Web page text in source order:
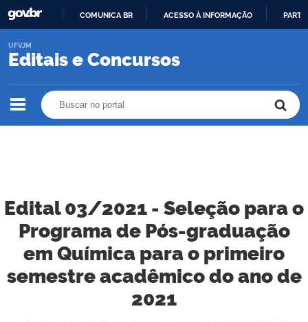
O
COMUNICA BR ACESSO À INFORMAÇÃO
Editais e Concursos
UFVJM
Edital 03/2021 - Seleção para o
Programa de Pós-graduação
em Química para o primeiro
semestre acadêmico do ano de
2021